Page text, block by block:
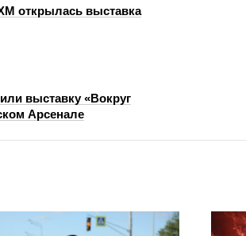
открылась выставка
выставку «Вокруг
Арсенале